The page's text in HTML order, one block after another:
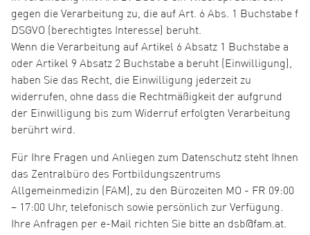
gegen die Verarbeitung zu, die auf Art. 6 Abs. 1 Buchstabe f
DSGVO (berechtigtes Interesse) beruht.
Wenn die Verarbeitung auf Artikel 6 Absatz 1 Buchstabe a
oder Artikel 9 Absatz 2 Buchstabe a beruht (Einwilligung),
haben Sie das Recht, die Einwilligung jederzeit zu
widerrufen, ohne dass die Rechtmäßigkeit der aufgrund
der Einwilligung bis zum Widerruf erfolgten Verarbeitung
berührt wird.
Für Ihre Fragen und Anliegen zum Datenschutz steht Ihnen
das Zentralbüro des Fortbildungszentrums
Allgemeinmedizin (FAM), zu den Bürozeiten MO - FR 09:00
– 17:00 Uhr, telefonisch sowie persönlich zur Verfügung.
Ihre Anfragen per e-Mail richten Sie bitte an dsb@fam.at.